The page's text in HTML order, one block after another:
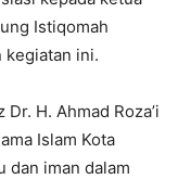
Istiqomah
kegiatan ini.
H. Ahmad Roza’i
Islam Kota
dan iman dalam